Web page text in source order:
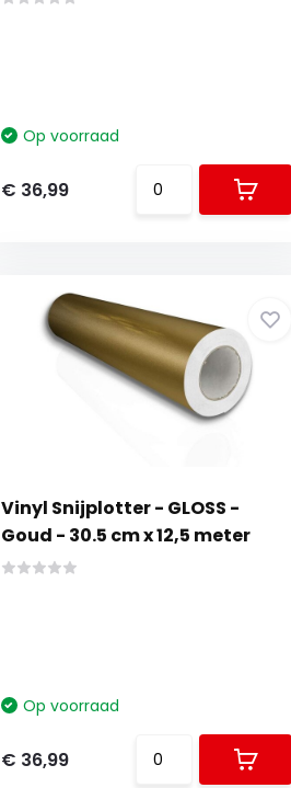
Op voorraad
€ 36,99
Vinyl Snijplotter - GLOSS -
Goud - 30.5 cm x 12,5 meter
Op voorraad
€ 36,99